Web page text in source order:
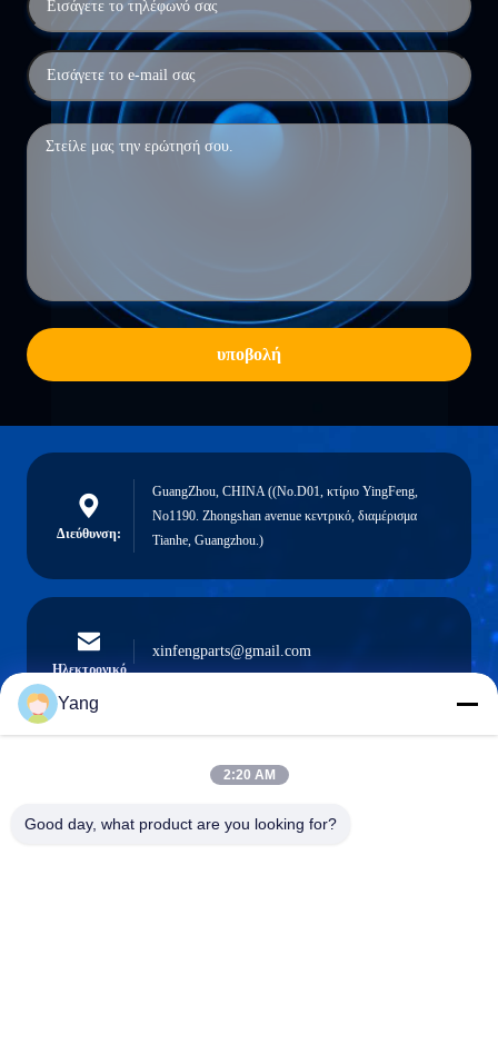
υποβολή
Διεύθυνση:
GuangZhou, CHINA ((No.D01, κτίριο YingFeng,
No1190. Zhongshan avenue κεντρικό, διαμέρισμα
Tianhe, Guangzhou.)
Ηλεκτρονικό
xinfengparts@gmail.com
0086-189-9844-3486
Yang
2:20 AM
Good day, what product are you looking for?